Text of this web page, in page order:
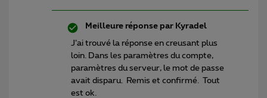
Meilleure réponse par Kyradel
J’ai trouvé la réponse en creusant plus
loin. Dans les paramètres du compte,
paramètres du serveur, le mot de passe
avait disparu. Remis et confirmé. Tout
est ok.